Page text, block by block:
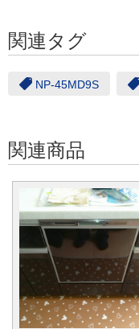
関連タグ
NP-45MD9S
関連商品